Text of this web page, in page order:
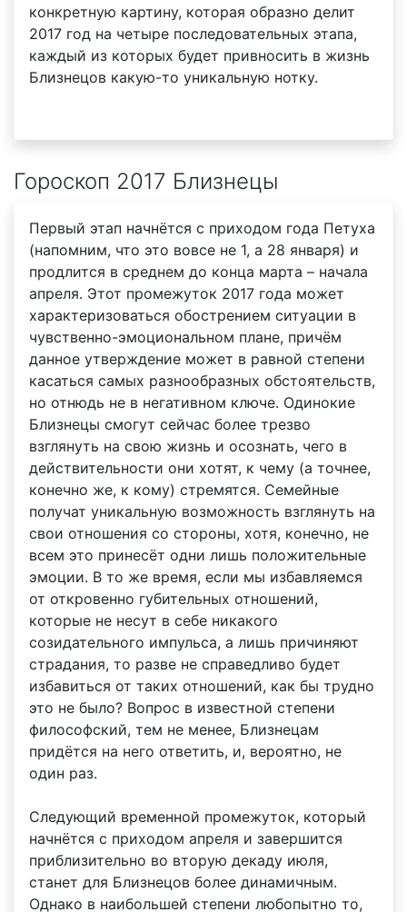
конкретную картину, которая образно делит
2017 год на четыре последовательных этапа,
каждый из которых будет привносить в жизнь
Близнецов какую-то уникальную нотку.
Гороскоп 2017 Близнецы
Первый этап начнётся с приходом года Петуха
(напомним, что это вовсе не 1, а 28 января) и
продлится в среднем до конца марта – начала
апреля. Этот промежуток 2017 года может
характеризоваться обострением ситуации в
чувственно-эмоциональном плане, причём
данное утверждение может в равной степени
касаться самых разнообразных обстоятельств,
но отнюдь не в негативном ключе. Одинокие
Близнецы смогут сейчас более трезво
взглянуть на свою жизнь и осознать, чего в
действительности они хотят, к чему (а точнее,
конечно же, к кому) стремятся. Семейные
получат уникальную возможность взглянуть на
свои отношения со стороны, хотя, конечно, не
всем это принесёт одни лишь положительные
эмоции. В то же время, если мы избавляемся
от откровенно губительных отношений,
которые не несут в себе никакого
созидательного импульса, а лишь причиняют
страдания, то разве не справедливо будет
избавиться от таких отношений, как бы трудно
это не было? Вопрос в известной степени
философский, тем не менее, Близнецам
придётся на него ответить, и, вероятно, не
один раз.
Следующий временной промежуток, который
начнётся с приходом апреля и завершится
приблизительно во вторую декаду июля,
станет для Близнецов более динамичным.
Однако в наибольшей степени любопытно то,